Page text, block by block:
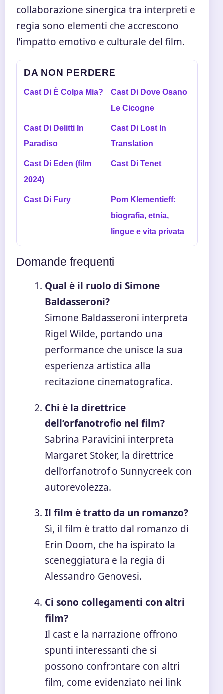
collaborazione sinergica tra interpreti e
regia sono elementi che accrescono
l’impatto emotivo e culturale del film.
DA NON PERDERE
Cast Di È Colpa Mia?
Cast Di Dove Osano
Le Cicogne
Cast Di Delitti In
Paradiso
Cast Di Lost In
Translation
Cast Di Eden (film
2024)
Cast Di Tenet
Cast Di Fury
Pom Klementieff:
biografia, etnia,
lingue e vita privata
Domande frequenti
Qual è il ruolo di Simone
Baldasseroni?
Simone Baldasseroni interpreta
Rigel Wilde, portando una
performance che unisce la sua
esperienza artistica alla
recitazione cinematografica.
Chi è la direttrice
dell’orfanotrofio nel film?
Sabrina Paravicini interpreta
Margaret Stoker, la direttrice
dell’orfanotrofio Sunnycreek con
autorevolezza.
Il film è tratto da un romanzo?
Sì, il film è tratto dal romanzo di
Erin Doom, che ha ispirato la
sceneggiatura e la regia di
Alessandro Genovesi.
Ci sono collegamenti con altri
film?
Il cast e la narrazione offrono
spunti interessanti che si
possono confrontare con altri
film, come evidenziato nei link